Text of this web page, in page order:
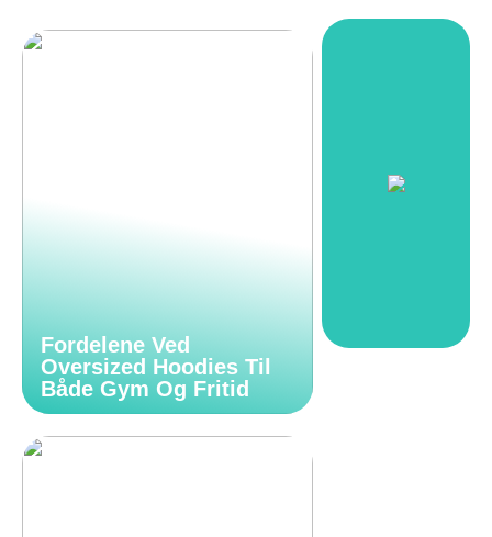
Fordelene Ved
Oversized Hoodies Til
Både Gym Og Fritid